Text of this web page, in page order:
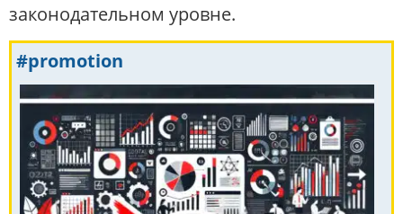
законодательном уровне.
#promotion